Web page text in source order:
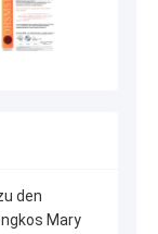
den
Mary